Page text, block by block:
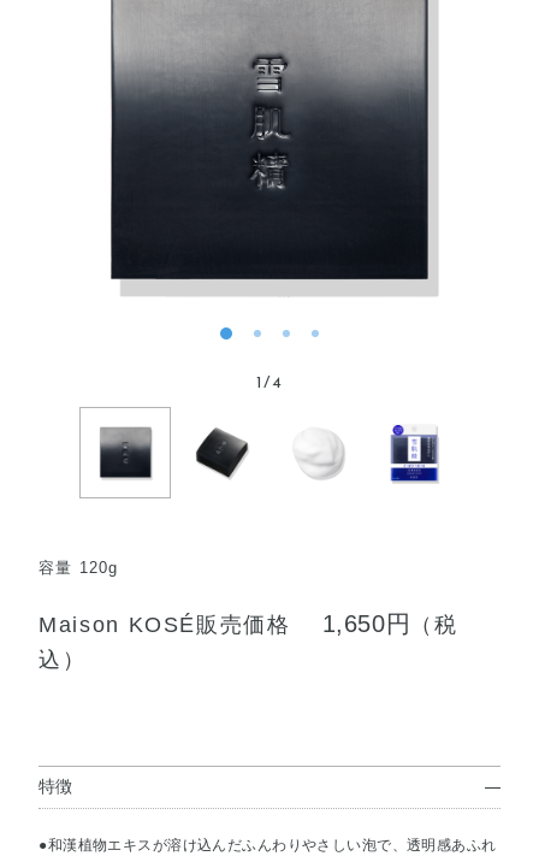
1/ 4
容量 120g
Maison KOSÉ販売価格 1,650円
（税
込）
特徴
●和漢植物エキスが溶け込んだふんわりやさしい泡で、透明感あふれ